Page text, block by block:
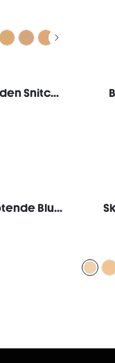
Harry Potter™ X SHEGLAM Golden Snitch Textmarker
Floral Flush Blush Palette-Errötende Blumenstrauß